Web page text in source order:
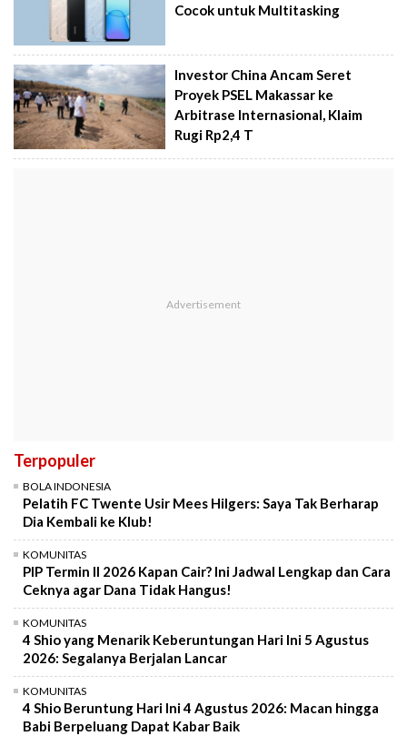
Cocok untuk Multitasking
Investor China Ancam Seret
Proyek PSEL Makassar ke
Arbitrase Internasional, Klaim
Rugi Rp2,4 T
Terpopuler
BOLA INDONESIA
Pelatih FC Twente Usir Mees Hilgers: Saya Tak Berharap
Dia Kembali ke Klub!
KOMUNITAS
PIP Termin II 2026 Kapan Cair? Ini Jadwal Lengkap dan Cara
Ceknya agar Dana Tidak Hangus!
KOMUNITAS
4 Shio yang Menarik Keberuntungan Hari Ini 5 Agustus
2026: Segalanya Berjalan Lancar
KOMUNITAS
4 Shio Beruntung Hari Ini 4 Agustus 2026: Macan hingga
Babi Berpeluang Dapat Kabar Baik